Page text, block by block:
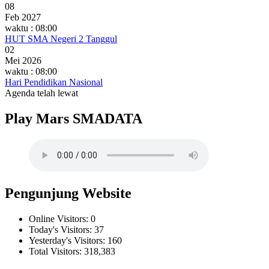
08
Feb 2027
waktu : 08:00
HUT SMA Negeri 2 Tanggul
02
Mei 2026
waktu : 08:00
Hari Pendidikan Nasional
Agenda telah lewat
Play Mars SMADATA
Pengunjung Website
Online Visitors: 0
Today's Visitors: 37
Yesterday's Visitors: 160
Total Visitors: 318,383